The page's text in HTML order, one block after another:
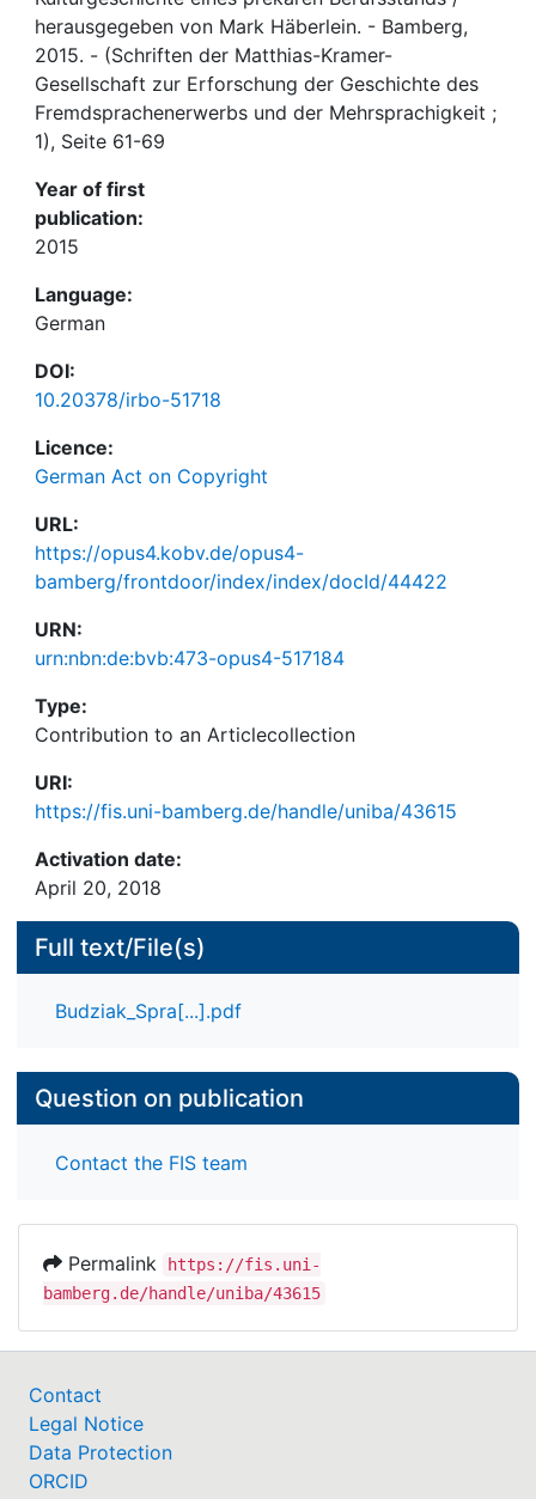
herausgegeben von Mark Häberlein. - Bamberg,
2015. - (Schriften der Matthias-Kramer-
Gesellschaft zur Erforschung der Geschichte des
Fremdsprachenerwerbs und der Mehrsprachigkeit ;
1), Seite 61-69
Year of first
publication:
2015
Language:
German
DOI:
10.20378/irbo-51718
Licence:
German Act on Copyright
URL:
https://opus4.kobv.de/opus4-
bamberg/frontdoor/index/index/docId/44422
URN:
urn:nbn:de:bvb:473-opus4-517184
Type:
Contribution to an Articlecollection
URI:
https://fis.uni-bamberg.de/handle/uniba/43615
Activation date:
April 20, 2018
Full text/File(s)
Budziak_Spra[...].pdf
Question on publication
Contact the FIS team
Permalink
https://fis.uni-
bamberg.de/handle/uniba/43615
Contact
Legal Notice
Data Protection
ORCID